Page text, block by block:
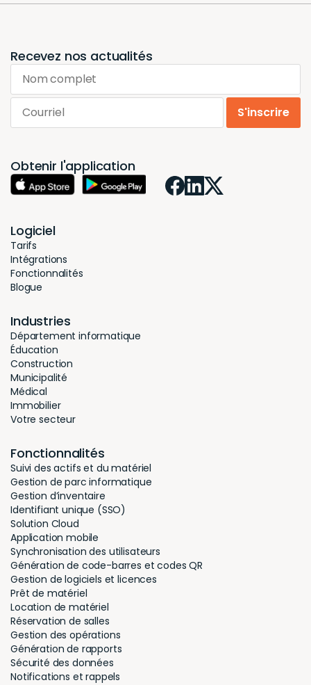
Recevez nos actualités
Nom complet
Courriel
S'inscrire
Obtenir l'application
Logiciel
Tarifs
Intégrations
Fonctionnalités
Blogue
Industries
Département informatique
Éducation
Construction
Municipalité
Médical
Immobilier
Votre secteur
Fonctionnalités
Suivi des actifs et du matériel
Gestion de parc informatique
Gestion d’inventaire
Identifiant unique (SSO)
Solution Cloud
Application mobile
Synchronisation des utilisateurs
Génération de code-barres et codes QR
Gestion de logiciels et licences
Prêt de matériel
Location de matériel
Réservation de salles
Gestion des opérations
Génération de rapports
Sécurité des données
Notifications et rappels